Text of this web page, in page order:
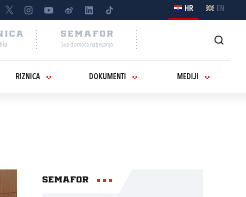
HR EN
SEMAFOR
Sva domaća natjecanja
RIZNICA DOKUMENTI MEDIJI
Semafor